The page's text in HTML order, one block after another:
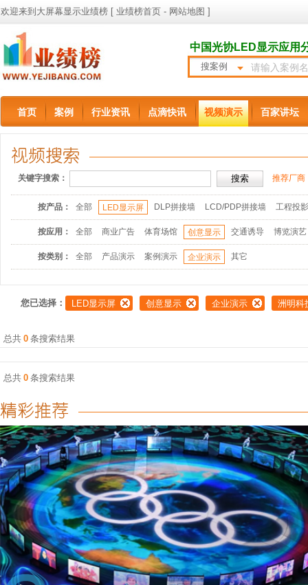
欢迎来到大屏幕显示业绩榜 [ 业绩榜首页 - 网站地图 ]
中国光协LED显示应用
搜案例
首页 案例 行业资讯 点滴快讯 视频演示 百家讲坛
关键字搜索： 推荐厂商
按产品： 全部 LED显示屏 DLP拼接墙 LCD/PDP拼接墙 工程投
按应用： 全部 商业广告 体育场馆 创意显示 交通诱导 博览演艺
按类别： 全部 产品演示 案例演示 企业演示 其它
您已选择： LED显示屏 创意显示 企业演示 洲明科
总共 0 条搜索结果
总共 0 条搜索结果